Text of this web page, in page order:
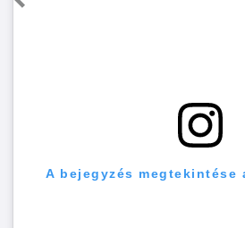
A bejegyzés megtekintése